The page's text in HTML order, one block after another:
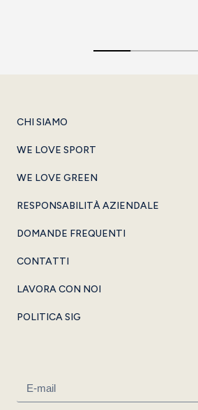
CHI SIAMO
WE LOVE SPORT
WE LOVE GREEN
RESPONSABILITÀ AZIENDALE
DOMANDE FREQUENTI
CONTATTI
LAVORA CON NOI
POLITICA SIG